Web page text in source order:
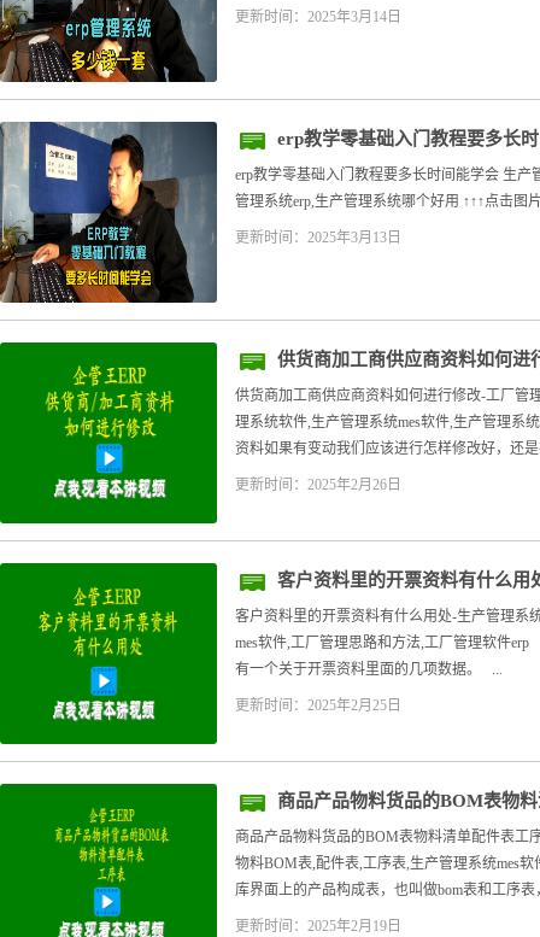
更新时间：2025年3月14日
erp教学零基础入门教程要多长
erp教学零基础入门教程要多长时间能学会 生产
管理系统erp,生产管理系统哪个好用 ↑↑↑点击
更新时间：2025年3月13日
供货商加工商供应商资料如何进
供货商加工商供应商资料如何进行修改-工厂
理系统软件,生产管理系统mes软件,生产管理系
资料如果有变动我们应该进行怎样修改好，还
更新时间：2025年2月26日
客户资料里的开票资料有什么用
客户资料里的开票资料有什么用处-生产管理
mes软件,工厂管理思路和方法,工厂管理软件
有一个关于开票资料里面的几项数据。 ...
更新时间：2025年2月25日
商品产品物料货品的BOM表物
什么用-仓库管理软件
商品产品物料货品的BOM表物料清单配件表
物料BOM表,配件表,工序表,生产管理系统mes
库界面上的产品构成表，也叫做bom表和工序
更新时间：2025年2月19日